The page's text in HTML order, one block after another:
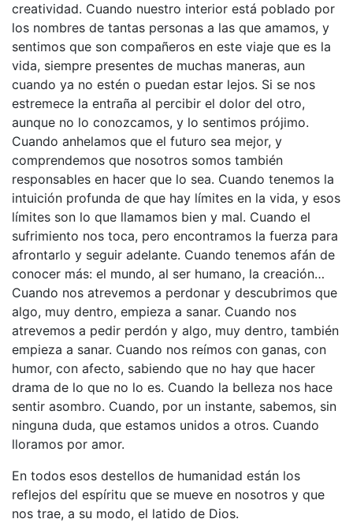
creatividad. Cuando nuestro interior está poblado por
los nombres de tantas personas a las que amamos, y
sentimos que son compañeros en este viaje que es la
vida, siempre presentes de muchas maneras, aun
cuando ya no estén o puedan estar lejos. Si se nos
estremece la entraña al percibir el dolor del otro,
aunque no lo conozcamos, y lo sentimos prójimo.
Cuando anhelamos que el futuro sea mejor, y
comprendemos que nosotros somos también
responsables en hacer que lo sea. Cuando tenemos la
intuición profunda de que hay límites en la vida, y esos
límites son lo que llamamos bien y mal. Cuando el
sufrimiento nos toca, pero encontramos la fuerza para
afrontarlo y seguir adelante. Cuando tenemos afán de
conocer más: el mundo, al ser humano, la creación…
Cuando nos atrevemos a perdonar y descubrimos que
algo, muy dentro, empieza a sanar. Cuando nos
atrevemos a pedir perdón y algo, muy dentro, también
empieza a sanar. Cuando nos reímos con ganas, con
humor, con afecto, sabiendo que no hay que hacer
drama de lo que no lo es. Cuando la belleza nos hace
sentir asombro. Cuando, por un instante, sabemos, sin
ninguna duda, que estamos unidos a otros. Cuando
lloramos por amor.
En todos esos destellos de humanidad están los
reflejos del espíritu que se mueve en nosotros y que
nos trae, a su modo, el latido de Dios.